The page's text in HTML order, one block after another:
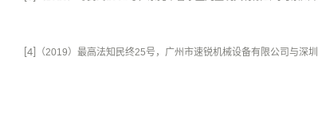
[4] （2019）最高法知民终25号，广州市速锐机械设备有限公司与深